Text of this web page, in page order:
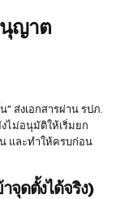
นุญาต
ส่งเอกสารผ่าน รปภ.
ไม่อนุมัติให้เริ่มยก
และทำให้ครบก่อน
จุดตั้งได้จริง)